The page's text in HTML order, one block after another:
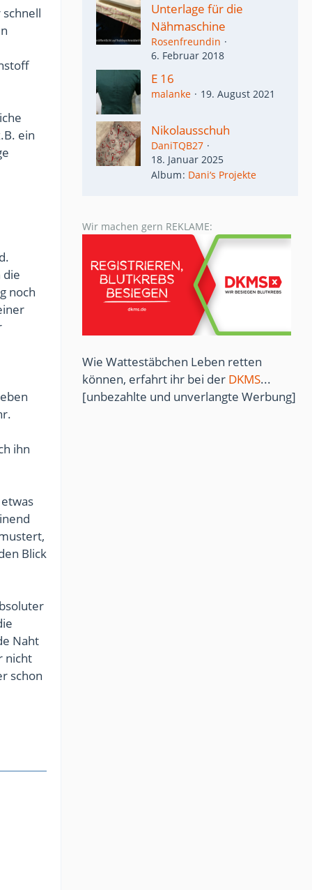
ein
die
noch
ihn
Blick
Naht
nicht
schon
Unterlage für die
Nähmaschine
Rosenfreundin
6. Februar 2018
E 16
malanke 19. August 2021
Nikolausschuh
DaniTQB27
18. Januar 2025
Album Dani‘s Projekte
Wir machen gern REKLAME:
Wie Wattestäbchen Leben retten
können, erfahrt ihr bei der DKMS...
[unbezahlte und unverlangte Werbung]